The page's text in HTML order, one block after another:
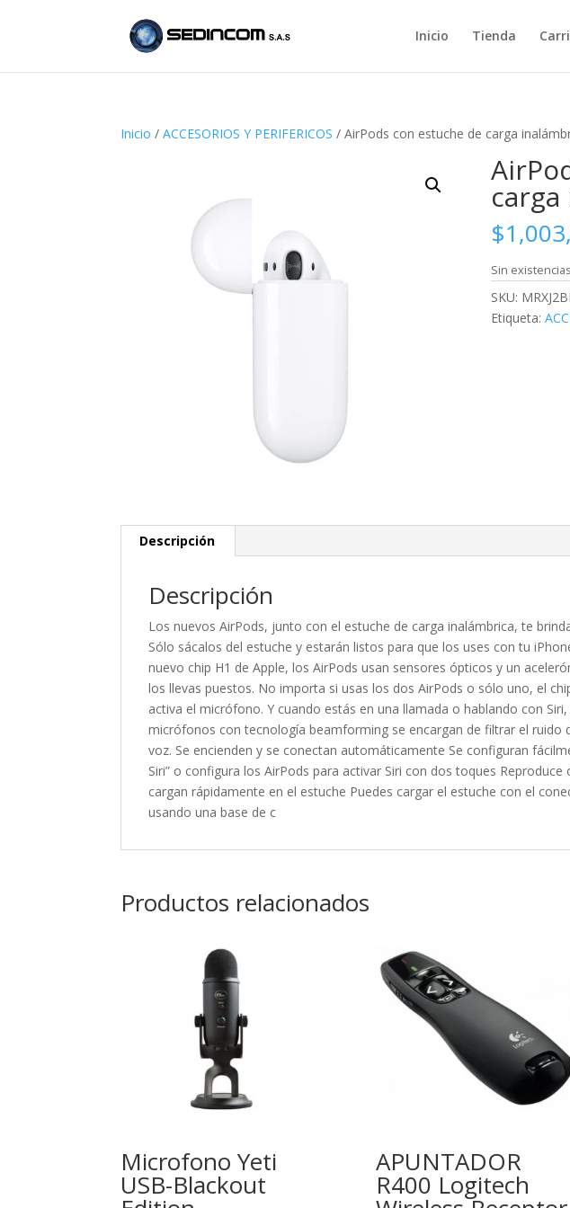
Inicio Tienda
Inicio /ACCESORIOS Y PERIFERICOS / AirPods con estuche de carga
$
Sin existencias
SKU:
Etiqueta:
Descripción
Descripción
Los nuevos AirPods, junto con el estuche de carga inalámbrica, te
Sólo sácalos del estuche y estarán listos para que los uses con tu
nuevo chip H1 de Apple, los AirPods usan sensores ópticos y un
los llevas puestos. No importa si usas los dos AirPods o sólo uno, el
activa el micrófono. Y cuando estás en una llamada o hablando con
micrófonos con tecnología beamforming se encargan de filtrar el ruido
voz. Se encienden y se conectan automáticamente Se configuran
Siri” o configura los AirPods para activar Siri con dos toques
cargan rápidamente en el estuche Puedes cargar el estuche con el
usando una base de c
Productos relacionados
Microfono Yeti
USB-Blackout
APUNTADOR
R400 Logitech